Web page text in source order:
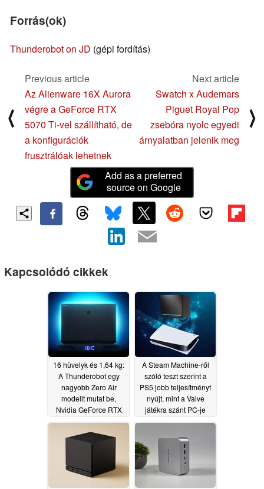
Forrás(ok)
Thunderobot on JD (gépi fordítás)
⟨
Previous article
Az Alienware 16X Aurora
végre a GeForce RTX
5070 Ti-vel szállítható, de
a konfigurációk
frusztrálóak lehetnek
Next article
Swatch x Audemars
Piguet Royal Pop
zsebóra nyolc egyedi
árnyalatban jelenik meg
⟩
Add as a preferred
source on Google
Kapcsolódó cikkek
16 hüvelyk és 1,64 kg:
A Thunderobot egy
nagyobb Zero Air
modellt mutat be,
Nvidia GeForce RTX
5070-es grafikus
kártyával07/05/2026
A Steam Machine-ről
szóló teszt szerint a
PS5 jobb teljesítményt
nyújt, mint a Valve
játékra szánt PC-je
06/23/2026